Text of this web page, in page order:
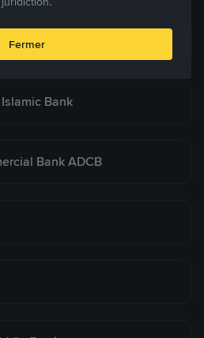
Bank
Bank ADCB
Fermer